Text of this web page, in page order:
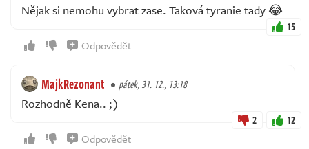
Nějak si nemohu vybrat zase. Taková tyranie tady 😂
15
Odpovědět
MajkRezonant pátek, 31. 12., 13:18
Rozhodně Kena.. ;)
2 12
Odpovědět